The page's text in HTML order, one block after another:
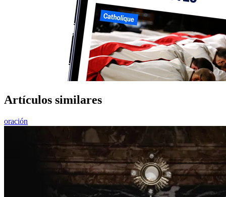
Artículos similares
oración